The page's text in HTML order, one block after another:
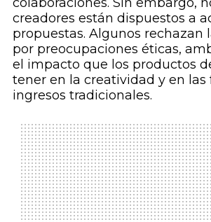
creadores están dispuestos a
propuestas. Algunos rechazan
por preocupaciones éticas,
el impacto que los productos
tener en la creatividad y en las
ingresos tradicionales.